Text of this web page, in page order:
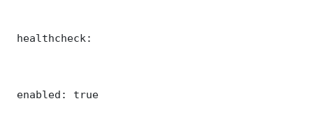
healthcheck:
enabled: true